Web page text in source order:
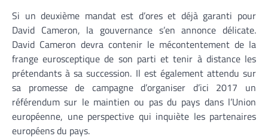
Si un deuxième mandat est d’ores et déjà garanti pour
David Cameron, la gouvernance s’en annonce délicate.
David Cameron devra contenir le mécontentement de la
frange eurosceptique de son parti et tenir à distance les
prétendants à sa succession. Il est également attendu sur
sa promesse de campagne d’organiser d’ici 2017 un
référendum sur le maintien ou pas du pays dans l’Union
européenne, une perspective qui inquiète les partenaires
européens du pays.